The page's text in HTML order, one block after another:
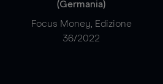
(Germania)
Focus Money, Edizione
36/2022